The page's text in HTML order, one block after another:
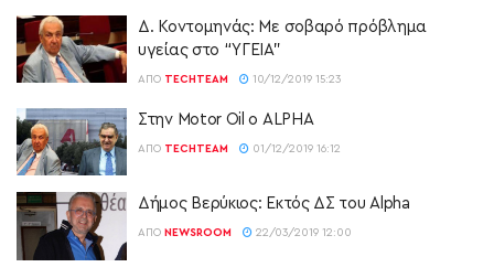
Δ. Κοντομηνάς: Με σοβαρό πρόβλημα
υγείας στο “ΥΓΕΙΑ”
ΑΠΌ TECHTEAM 10/12/2019 15:23
Στην Motor Oil ο ALPHA
ΑΠΌ TECHTEAM 01/12/2019 16:12
Δήμος Βερύκιος: Εκτός ΔΣ του Alpha
ΑΠΌ NEWSROOM 22/03/2019 12:00